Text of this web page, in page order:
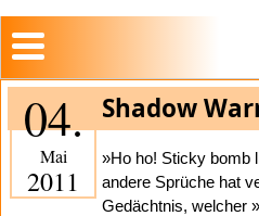
04.
Mai
2011
Shadow
»Ho ho! Sticky bomb
andere Sprüche hat
Gedächtnis, welcher